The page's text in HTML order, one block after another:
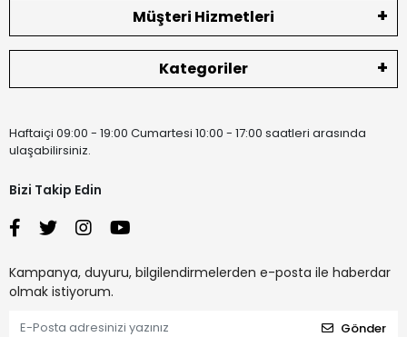
Müşteri Hizmetleri
Kategoriler
Haftaiçi 09:00 - 19:00 Cumartesi 10:00 - 17:00 saatleri arasında
ulaşabilirsiniz.
Bizi Takip Edin
Kampanya, duyuru, bilgilendirmelerden e-posta ile haberdar
olmak istiyorum.
Gönder